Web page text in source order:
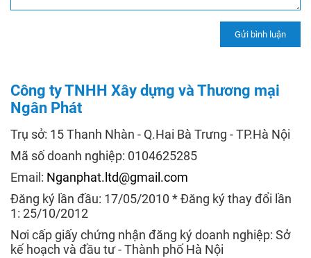
Công ty TNHH Xây dựng và Thương mại
Ngân Phát
Trụ sở: 15 Thanh Nhàn - Q.Hai Bà Trưng - TP.Hà Nội
Mã số doanh nghiệp: 0104625285
Email: Nganphat.ltd@gmail.com
Đăng ký lần đầu: 17/05/2010 * Đăng ký thay đổi lần
1: 25/10/2012
Nơi cấp giấy chứng nhận đăng ký doanh nghiệp: Sở
kế hoạch và đầu tư - Thành phố Hà Nội